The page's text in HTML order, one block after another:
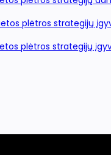
plėtros strategijų
plėtros strategijų